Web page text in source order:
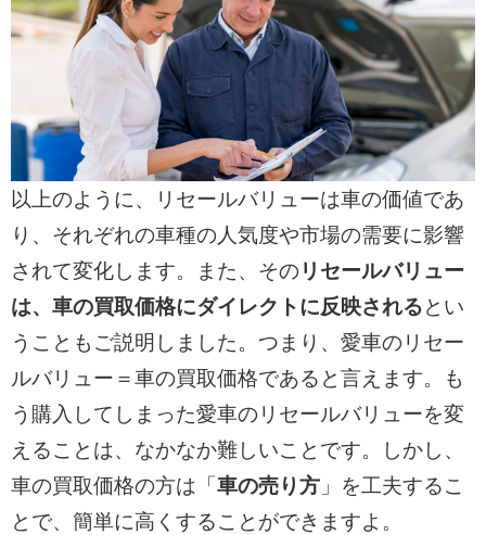
以上のように、リセールバリューは車の価値であ
り、それぞれの車種の人気度や市場の需要に影響
されて変化します。また、そのリセールバリュー
は、車の買取価格にダイレクトに反映されるとい
うこともご説明しました。つまり、愛車のリセー
ルバリュー＝車の買取価格であると言えます。も
う購入してしまった愛車のリセールバリューを変
えることは、なかなか難しいことです。しかし、
車の買取価格の方は「車の売り方」を工夫するこ
とで、簡単に高くすることができますよ。